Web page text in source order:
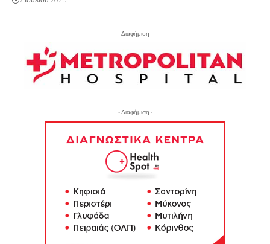
- Διαφήμιση -
- Διαφήμιση -